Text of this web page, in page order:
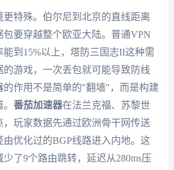
更特殊。伯尔尼到北京的直线距离
包要穿越整个欧亚大陆。普通VPN
到15%以上，塔防三国志II这种需
的游戏，一次丢包就可能导致防线
的作用不是简单的"翻墙"，而是构建
番茄加速器在法兰克福、苏黎世
玩家数据先通过欧洲骨干网传送
优化过的BGP线路进入内地。这
了9个路由跳转，延迟从280ms压